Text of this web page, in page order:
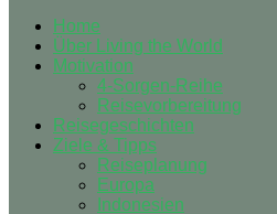
Home
Über Living the World
Motivation
4-Sorgen-Reihe
Reisevorbereitung
Reisegeschichten
Ziele & Tipps
Reiseplanung
Europa
Indonesien